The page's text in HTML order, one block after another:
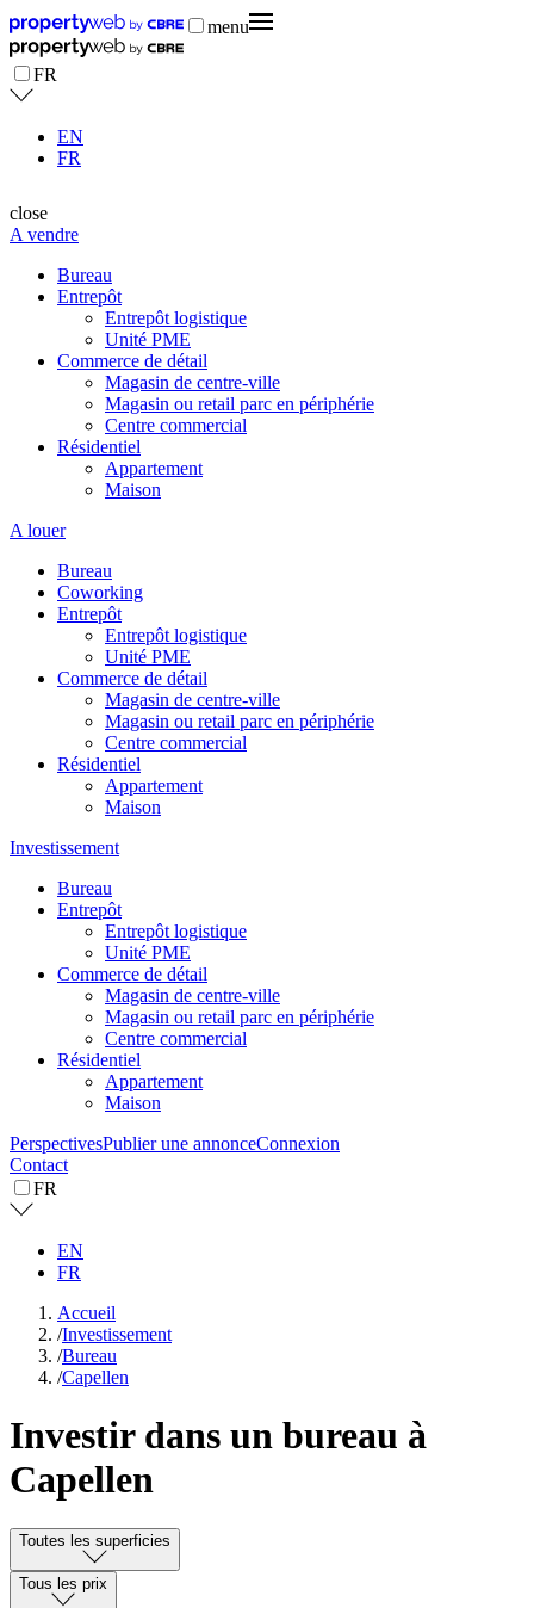
menu
FR
EN
FR
close
A vendre
Bureau
Entrepôt
Entrepôt logistique
Unité PME
Commerce de détail
Magasin de centre-ville
Magasin ou retail parc en périphérie
Centre commercial
Résidentiel
Appartement
Maison
A louer
Bureau
Coworking
Entrepôt
Entrepôt logistique
Unité PME
Commerce de détail
Magasin de centre-ville
Magasin ou retail parc en périphérie
Centre commercial
Résidentiel
Appartement
Maison
Investissement
Bureau
Entrepôt
Entrepôt logistique
Unité PME
Commerce de détail
Magasin de centre-ville
Magasin ou retail parc en périphérie
Centre commercial
Résidentiel
Appartement
Maison
PerspectivesPublier une annonceConnexion
Contact
FR
EN
FR
Accueil
/Investissement
/Bureau
/Capellen
Investir dans un bureau à
Capellen
Toutes les superficies
Tous les prix